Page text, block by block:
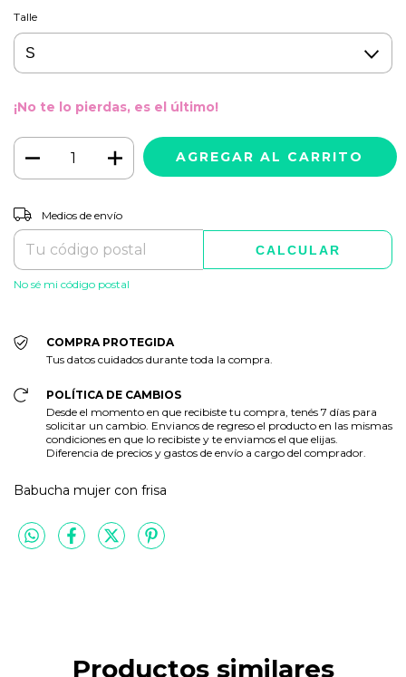
Talle
¡No te lo pierdas, es el último!
Entregas para el CP:
Medios de envío
CALCULAR
No sé mi código postal
COMPRA PROTEGIDA
Tus datos cuidados durante toda la compra.
POLÍTICA DE CAMBIOS
Desde el momento en que recibiste tu compra, tenés 7 días para
solicitar un cambio. Envianos de regreso el producto en las mismas
condiciones en que lo recibiste y te enviamos el que elijas.
Diferencia de precios y gastos de envío a cargo del comprador.
Babucha mujer con frisa
Productos similares